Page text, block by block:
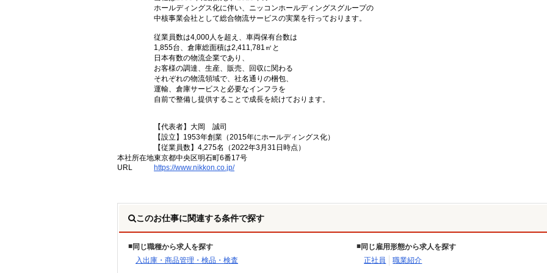
ホールディングス化に伴い、ニッコンホールディングスグループの
中核事業会社として総合物流サービスの実業を行っております。
従業員数は4,000人を超え、車両保有台数は
1,855台、倉庫総面積は2,411,781㎡と
日本有数の物流企業であり、
お客様の調達、生産、販売、回収に関わる
それぞれの物流領域で、社名通りの梱包、
運輸、倉庫サービスと必要なインフラを
自前で整備し提供することで成長を続けております。
【代表者】大岡 誠司
【設立】1953年創業（2015年にホールディングス化）
【従業員数】4,275名（2022年3月31日時点）
本社所在地東京都中央区明石町6番17号
URL
https://www.nikkon.co.jp/
このお仕事に関連する条件で探す
同じ職種から求人を探す
入出庫・商品管理・検品・検査
同じ雇用形態から求人を探す
正社員
職業紹介